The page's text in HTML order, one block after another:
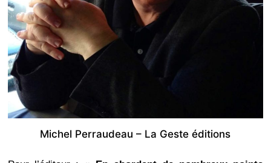
Michel Perraudeau – La Geste éditions